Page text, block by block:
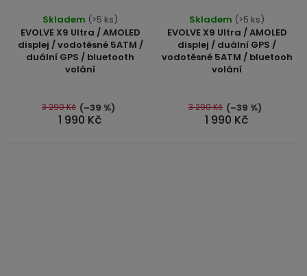
EVOLVE X9 Ultra / AMOLED
displej / vodotěsné 5ATM /
duální GPS / bluetooth
volání
Skladem (>5 ks)
1 990 Kč
3 290 Kč (–39 %)
EVOLVE X9 Ultra / AMOLED
displej / duální GPS /
vodotěsné 5ATM / bluetooh
volání
hodnocení
produktu
je
5,0
5
hvězdiček.
Skladem (>5 ks)
1 990 Kč
3 290 Kč (–39 %)